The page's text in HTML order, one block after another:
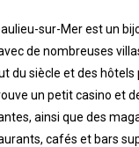
sur-Mer est un
de nombreuses
du siècle et des
un petit casino et
ainsi que des
cafés et bars